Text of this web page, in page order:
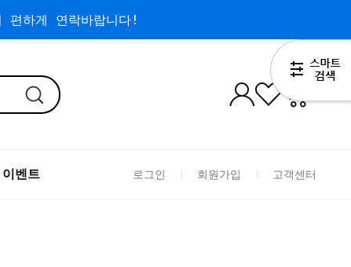
하게 연락바랍니다!
벤트 로그인 회원가입 고객센터